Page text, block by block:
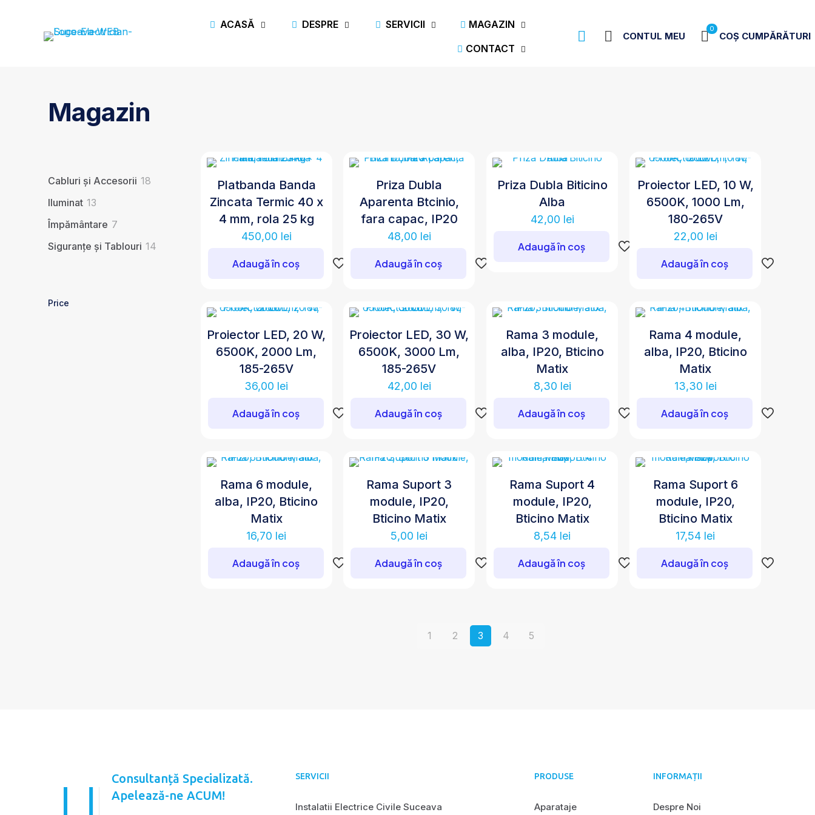
ACASĂ DESPRE SERVICII
MAGAZIN
CONTACT
CONTUL MEU
0
COȘ CUMPĂRĂTURI
Magazin
Cabluri și Accesorii 18
Iluminat 13
Împământare 7
Siguranțe și Tablouri 14
Price
Platbanda Banda
Zincata Termic 40 x
4 mm, rola 25 kg
450,00 lei
Adaugă în coș
Priza Dubla
Aparenta Btcinio,
fara capac, IP20
48,00 lei
Adaugă în coș
Priza Dubla Biticino
Alba
42,00 lei
Adaugă în coș
Proiector LED, 10 W,
6500K, 1000 Lm,
180-265V
22,00 lei
Adaugă în coș
Proiector LED, 20 W,
6500K, 2000 Lm,
185-265V
36,00 lei
Adaugă în coș
Proiector LED, 30 W,
6500K, 3000 Lm,
185-265V
42,00 lei
Adaugă în coș
Rama 3 module,
alba, IP20, Bticino
Matix
8,30 lei
Adaugă în coș
Rama 4 module,
alba, IP20, Bticino
Matix
13,30 lei
Adaugă în coș
Rama 6 module,
alba, IP20, Bticino
Matix
16,70 lei
Adaugă în coș
Rama Suport 3
module, IP20,
Bticino Matix
5,00 lei
Adaugă în coș
Rama Suport 4
module, IP20,
Bticino Matix
8,54 lei
Adaugă în coș
Rama Suport 6
module, IP20,
Bticino Matix
17,54 lei
Adaugă în coș
1 2 3 4 5
Consultanță Specializată.
Apelează-ne ACUM!
SERVICII
Instalatii Electrice Civile Suceava
PRODUSE
Aparataje
INFORMAȚII
Despre Noi